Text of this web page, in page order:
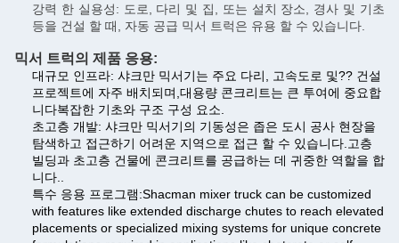
강력 한 실용성: 도로, 다리 및 집, 또는 설치 장소, 경사 및 기초
등을 건설 할 때, 자동 공급 믹서 트럭은 유용 할 수 있습니다.
믹서 트럭의 제품 응용:
대규모 인프라: 샤크만 믹서기는 주요 다리, 고속도로 및?? 건설
프로젝트에 자주 배치되며,대용량 콘크리트는 큰 투여에 중요합
니다복잡한 기초와 구조 구성 요소.
초고층 개발: 샤크만 믹서기의 기동성은 좁은 도시 공사 현장을
탐색하고 접근하기 어려운 지역으로 접근 할 수 있습니다.고층
빌딩과 초고층 건물에 콘크리트를 공급하는 데 귀중한 역할을 합
니다..
특수 응용 프로그램:Shacman mixer truck can be customized
with features like extended discharge chutes to reach elevated
placements or specialized mixing systems for unique concrete